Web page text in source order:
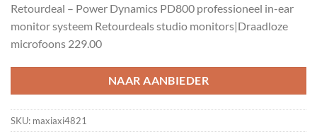
was:
€349.95.
is:
€254.15.
Retourdeal – Power Dynamics PD800 professioneel in-ear
monitor systeem Retourdeals studio monitors|Draadloze
microfoons 229.00
NAAR AANBIEDER
SKU: maxiaxi4821